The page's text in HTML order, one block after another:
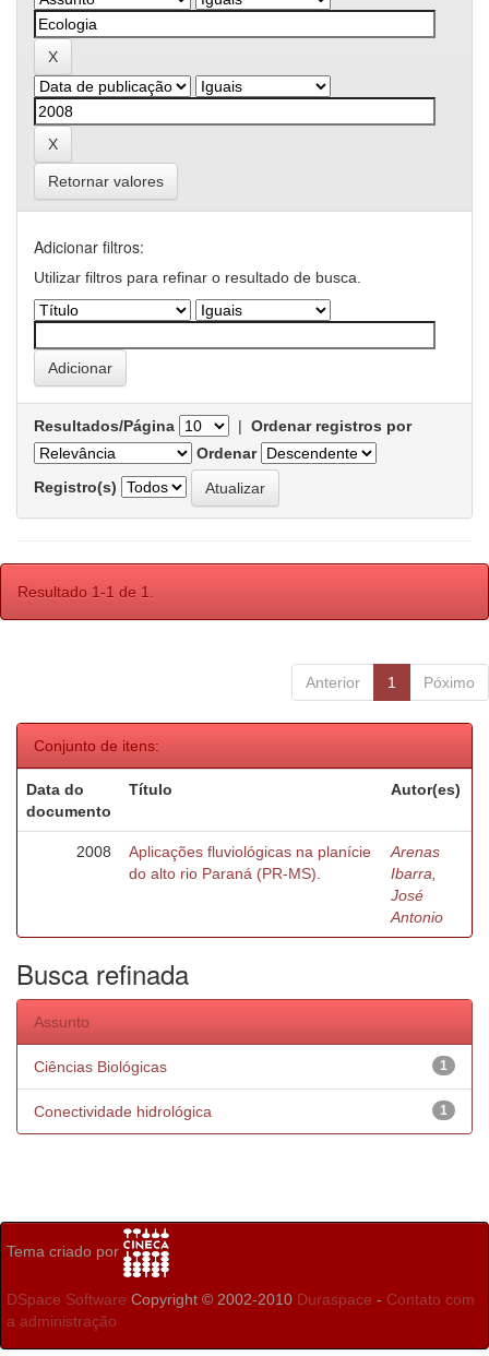
Retornar valores
Adicionar filtros:
Utilizar filtros para refinar o resultado de busca.
Resultados/Página | Ordenar registros por
Ordenar
Registro(s)
Resultado 1-1 de 1.
Anterior 1 Póximo
Conjunto de itens:
Data do
documento
Título Autor(es)
2008
Aplicações fluviológicas na planície
do alto rio Paraná (PR-MS).
Arenas
Ibarra,
José
Antonio
Busca refinada
Assunto
1
Ciências Biológicas
1
Conectividade hidrológica
Tema criado por
DSpace Software Copyright © 2002-2010 Duraspace - Contato com
a administração